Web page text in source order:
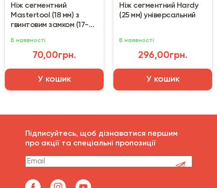
Ніж сегментний
Mastertool (18 мм) з
гвинтовим замком (17-
В наявності
70,00грн.
У кошик
Ніж сегментний Hardy
(25 мм) універсальний
В наявності
296,00грн.
У кошик
Підписуйтесь, щоб дізнаватися першим
про акції та спеціальні пропозиції